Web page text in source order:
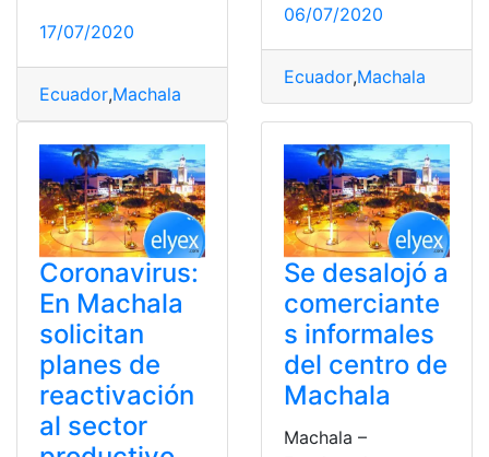
17/07/2020
Ecuador,Machala
06/07/2020
Ecuador,Machala
Coronavirus:
En Machala
solicitan
planes de
reactivación
al sector
Se desalojó a
comerciante
s informales
del centro de
Machala
Machala –